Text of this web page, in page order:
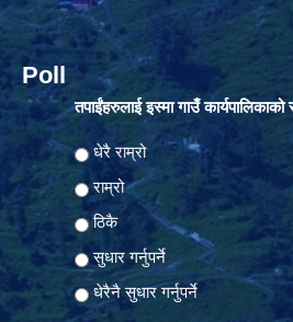
Poll
तपाईंहरुलाई इस्मा गाउँ
Choices
धेरै राम्रो
राम्रो
ठिकै
सुधार गर्नुपर्ने
धेरैनै सुधार गर्नुपर्ने